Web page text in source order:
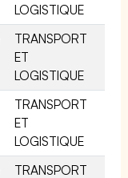
LOGISTIQUE
TRANSPORT
ET
LOGISTIQUE
TRANSPORT
ET
LOGISTIQUE
TRANSPORT